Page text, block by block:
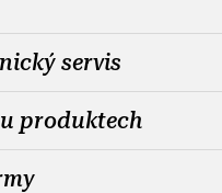
servis
produktech